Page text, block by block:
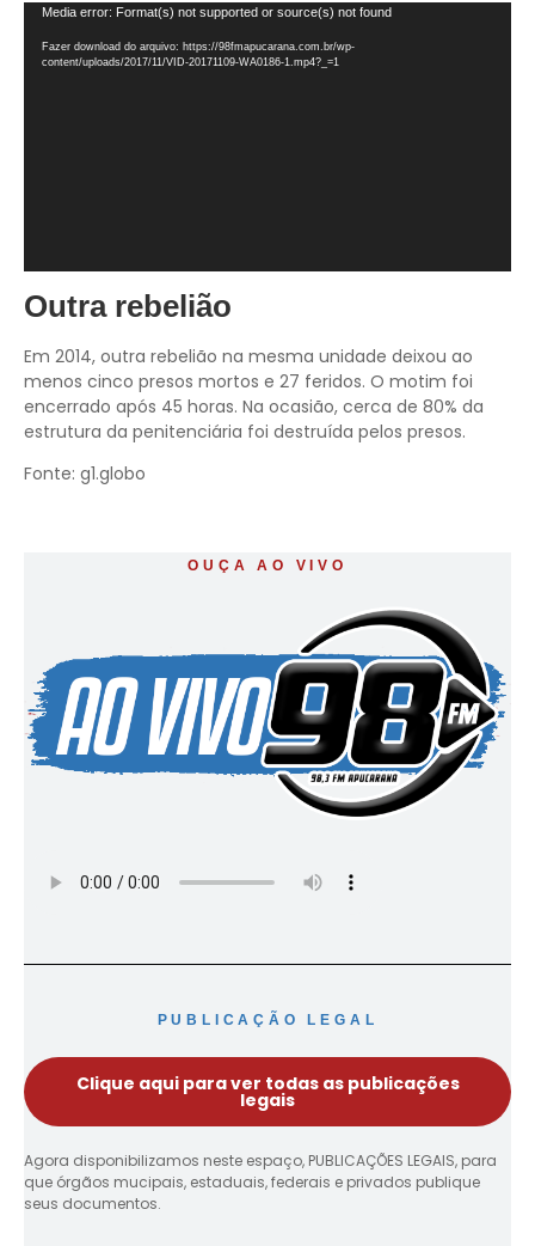
Tocador
de
vídeo
Media error: Format(s) not supported or source(s) not found
Fazer download do arquivo: https://98fmapucarana.com.br/wp-
content/uploads/2017/11/VID-20171109-WA0186-1.mp4?_=1
Outra rebelião
Em 2014, outra rebelião na mesma unidade deixou ao
menos cinco presos mortos e 27 feridos. O motim foi
encerrado após 45 horas. Na ocasião, cerca de 80% da
estrutura da penitenciária foi destruída pelos presos.
Fonte: g1.globo
OUÇA AO VIVO
PUBLICAÇÃO LEGAL
Clique aqui para ver todas as publicações
legais
Agora disponibilizamos neste espaço, PUBLICAÇÕES LEGAIS, para
que órgãos mucipais, estaduais, federais e privados publique
seus documentos.